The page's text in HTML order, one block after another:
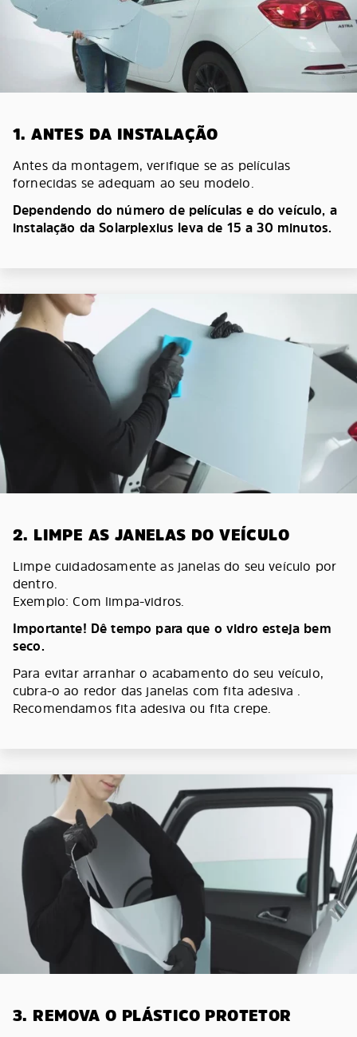
1. ANTES DA INSTALAÇÃO
Antes da montagem, verifique se as películas
fornecidas se adequam ao seu modelo.
Dependendo do número de películas e do veículo, a
instalação da Solarplexius leva de 15 a 30 minutos.
2. LIMPE AS JANELAS DO VEÍCULO
Limpe cuidadosamente as janelas do seu veículo por
dentro.
Exemplo: Com limpa-vidros.
Importante! Dê tempo para que o vidro esteja bem
seco.
Para evitar arranhar o acabamento do seu veículo,
cubra-o ao redor das janelas com fita adesiva .
Recomendamos fita adesiva ou fita crepe.
3. REMOVA O PLÁSTICO PROTETOR